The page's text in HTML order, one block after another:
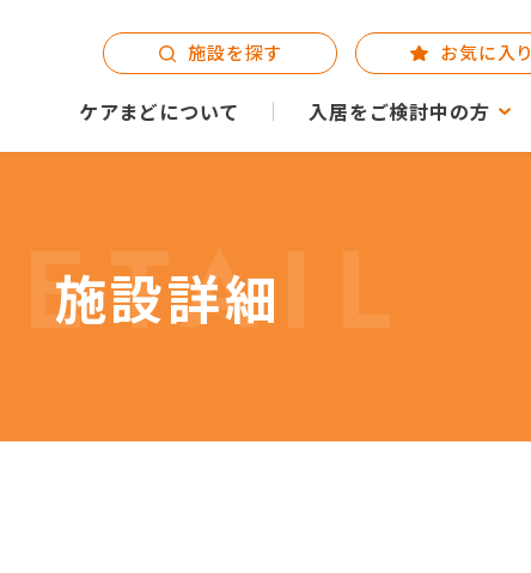
ケアまどについて 入居をご検討中の方
施設を探す お気に入り
DETAIL
施設詳細